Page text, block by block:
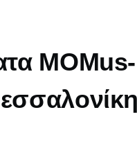
MOMus-